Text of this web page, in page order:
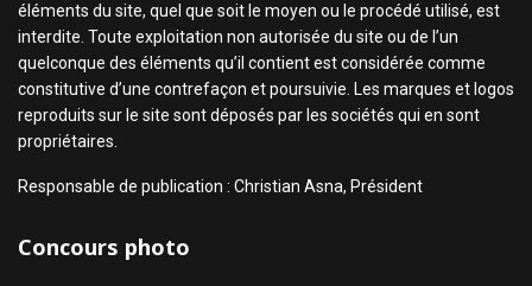
éléments du site, quel que soit le moyen ou le procédé utilisé, est
interdite. Toute exploitation non autorisée du site ou de l’un
quelconque des éléments qu’il contient est considérée comme
constitutive d’une contrefaçon et poursuivie. Les marques et logos
reproduits sur le site sont déposés par les sociétés qui en sont
propriétaires.
Responsable de publication : Christian Asna, Président
Concours photo